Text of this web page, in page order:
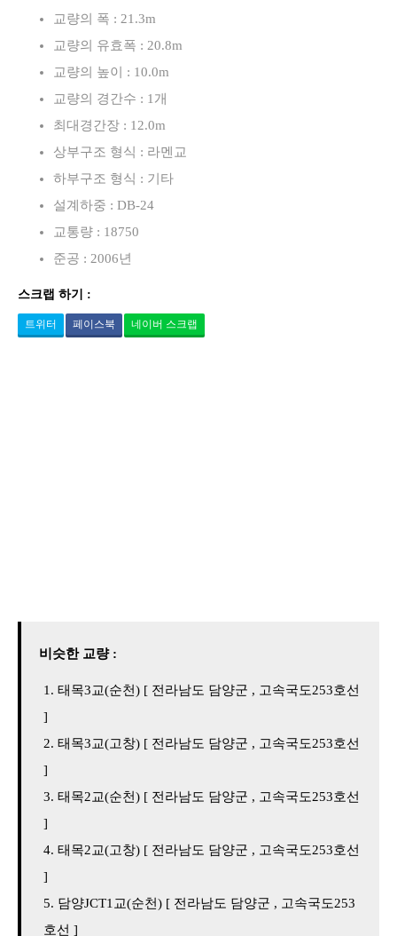
교량의 폭 : 21.3m
교량의 유효폭 : 20.8m
교량의 높이 : 10.0m
교량의 경간수 : 1개
최대경간장 : 12.0m
상부구조 형식 : 라멘교
하부구조 형식 : 기타
설계하중 : DB-24
교통량 : 18750
준공 : 2006년
스크랩 하기 :
트위터 페이스북 네이버 스크랩
비슷한 교량 :
태목3교(순천) [ 전라남도 담양군 , 고속국도253호선
]
태목3교(고창) [ 전라남도 담양군 , 고속국도253호선
]
태목2교(순천) [ 전라남도 담양군 , 고속국도253호선
]
태목2교(고창) [ 전라남도 담양군 , 고속국도253호선
]
담양JCT1교(순천) [ 전라남도 담양군 , 고속국도253
호선 ]